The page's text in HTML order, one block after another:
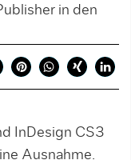
in den
InDesign CS3
Ausnahme.